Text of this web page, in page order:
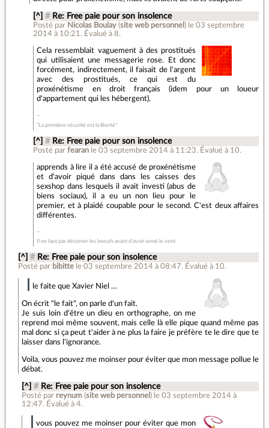
[^] # Re: Free paie pour son insolence
Posté par Nicolas Boulay (site web personnel ) le 03 septembre
2014 à 10:21 . Évalué à8.
Cela ressemblait vaguement à des prostitués
qui utilisaient une messagerie rose. Et donc
forcément, indirectement, il faisait de l'argent
avec des prostitués, ce qui est du
proxénétisme en droit français (idem pour un loueur
d'appartement qui les hébergent).
"La première sécurité est la liberté"
[^] # Re: Free paie pour son insolence
Posté parfearan le 03 septembre 2014 à 11:23. Évalué à 10.
apprends à lire il a été accusé de proxénétisme
et d'avoir piqué dans dans les caisses des
sexshop dans lesquels il avait investi (abus de
biens sociaux), il a eu un non lieu pour le
premier, et à plaidé coupable pour le second. C'est deux affaires
différentes.
Il ne faut pas décorner les boeufs avant d'avoir semé le vent
[^] # Re: Free paie pour son insolence
Posté par bibitte le 03 septembre 2014 à 08:47.Évalué à 10.
le faite que Xavier Niel …
On écrit "le fait", on parle d'un fait.
Je suis loin d'être un dieu en orthographe, on me
reprend moi même souvent, mais celle là elle pique quand même pas
mal donc si ça peut t'aider à ne plus la faire je préfère te le dire que te
laisser dans l'ignorance.
Voila, vous pouvez me moinser pour éviter que mon message pollue le
débat.
[^] # Re: Free paie pour son insolence
Posté par reynum (site web personnel ) le 03 septembre 2014 à
12:47. Évalué à4.
vous pouvez me moinser pour éviter que mon